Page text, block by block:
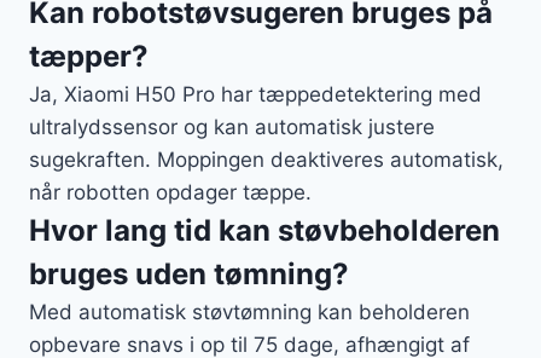
Kan robotstøvsugeren bruges på
tæpper?
Ja, Xiaomi H50 Pro har tæppedetektering med
ultralydssensor og kan automatisk justere
sugekraften. Moppingen deaktiveres automatisk,
når robotten opdager tæppe.
Hvor lang tid kan støvbeholderen
bruges uden tømning?
Med automatisk støvtømning kan beholderen
opbevare snavs i op til 75 dage, afhængigt af